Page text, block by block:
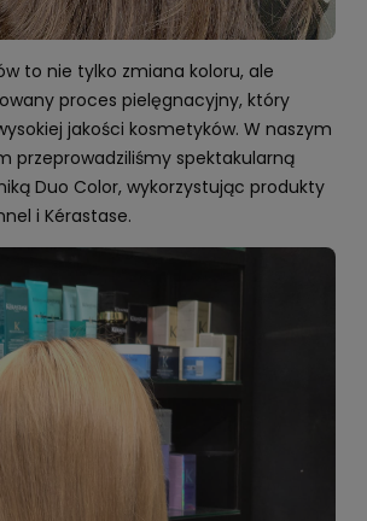
to nie tylko zmiana koloru, ale
proces pielęgnacyjny, który
jakości kosmetyków. W naszym
przeprowadziliśmy spektakularną
Duo Color, wykorzystując produkty
i Kérastase.